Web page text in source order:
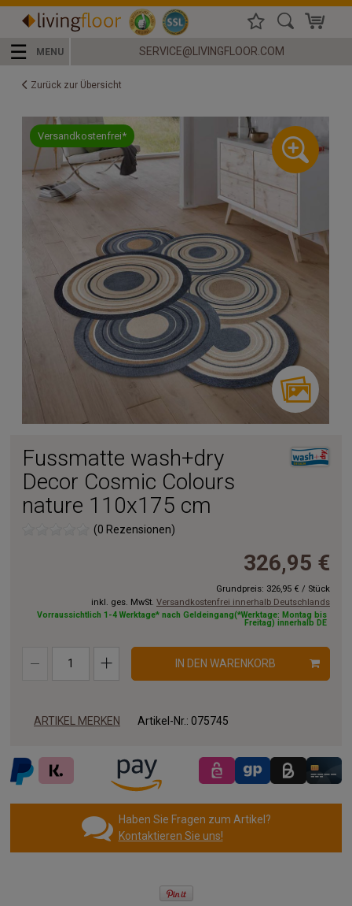
☰ MENU SERVICE@LIVINGFLOOR.COM
Zurück zur Übersicht
Versandkostenfrei*
Fussmatte wash+dry
Decor Cosmic Colours
nature 110x175 cm
(0 Rezensionen)
326,95 €
Grundpreis: 326,95 € / Stück
inkl. ges. MwSt. Versandkostenfrei innerhalb Deutschlands
Vorraussichtlich 1-4 Werktage* nach Geldeingang(*Werktage: Montag bis
Freitag) innerhalb DE
IN DEN WARENKORB
ARTIKEL MERKEN Artikel-Nr.: 075745
Haben Sie Fragen zum Artikel?
Kontaktieren Sie uns!